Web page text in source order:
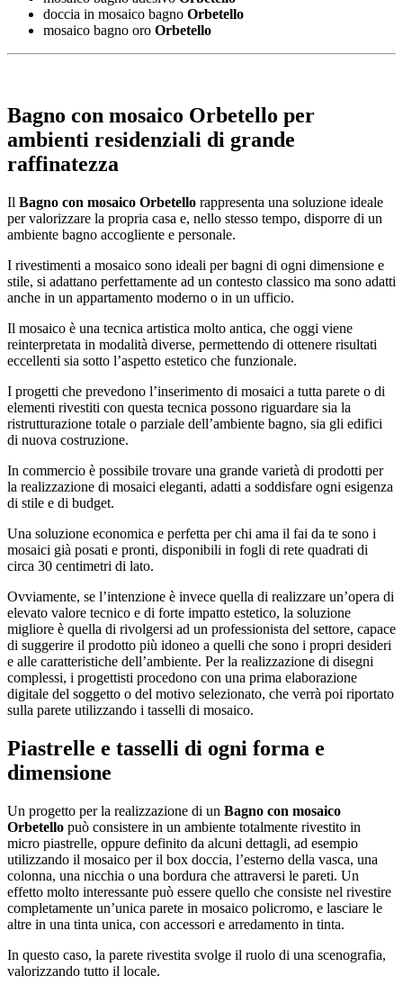
doccia in mosaico bagno Orbetello
mosaico bagno oro Orbetello
Bagno con mosaico Orbetello per
ambienti residenziali di grande
raffinatezza
Il Bagno con mosaico Orbetello rappresenta una soluzione ideale
per valorizzare la propria casa e, nello stesso tempo, disporre di un
ambiente bagno accogliente e personale.
I rivestimenti a mosaico sono ideali per bagni di ogni dimensione e
stile, si adattano perfettamente ad un contesto classico ma sono adatti
anche in un appartamento moderno o in un ufficio.
Il mosaico è una tecnica artistica molto antica, che oggi viene
reinterpretata in modalità diverse, permettendo di ottenere risultati
eccellenti sia sotto l’aspetto estetico che funzionale.
I progetti che prevedono l’inserimento di mosaici a tutta parete o di
elementi rivestiti con questa tecnica possono riguardare sia la
ristrutturazione totale o parziale dell’ambiente bagno, sia gli edifici
di nuova costruzione.
In commercio è possibile trovare una grande varietà di prodotti per
la realizzazione di mosaici eleganti, adatti a soddisfare ogni esigenza
di stile e di budget.
Una soluzione economica e perfetta per chi ama il fai da te sono i
mosaici già posati e pronti, disponibili in fogli di rete quadrati di
circa 30 centimetri di lato.
Ovviamente, se l’intenzione è invece quella di realizzare un’opera di
elevato valore tecnico e di forte impatto estetico, la soluzione
migliore è quella di rivolgersi ad un professionista del settore, capace
di suggerire il prodotto più idoneo a quelli che sono i propri desideri
e alle caratteristiche dell’ambiente. Per la realizzazione di disegni
complessi, i progettisti procedono con una prima elaborazione
digitale del soggetto o del motivo selezionato, che verrà poi riportato
sulla parete utilizzando i tasselli di mosaico.
Piastrelle e tasselli di ogni forma e
dimensione
Un progetto per la realizzazione di un Bagno con mosaico
Orbetello può consistere in un ambiente totalmente rivestito in
micro piastrelle, oppure definito da alcuni dettagli, ad esempio
utilizzando il mosaico per il box doccia, l’esterno della vasca, una
colonna, una nicchia o una bordura che attraversi le pareti. Un
effetto molto interessante può essere quello che consiste nel rivestire
completamente un’unica parete in mosaico policromo, e lasciare le
altre in una tinta unica, con accessori e arredamento in tinta.
In questo caso, la parete rivestita svolge il ruolo di una scenografia,
valorizzando tutto il locale.